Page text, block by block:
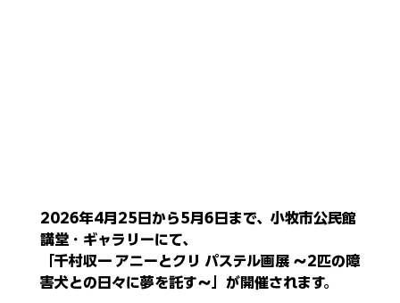
2026年4月25日から5月6日まで、小牧市公民館
講堂・ギャラリーにて、
「千村収一 アニーとクリ パステル画展 ～2匹の障
害犬との日々に夢を託す～」が開催されます。